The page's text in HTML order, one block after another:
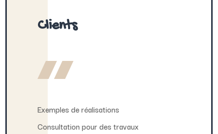
Clients
Exemples de réalisations
Consultation pour des travaux